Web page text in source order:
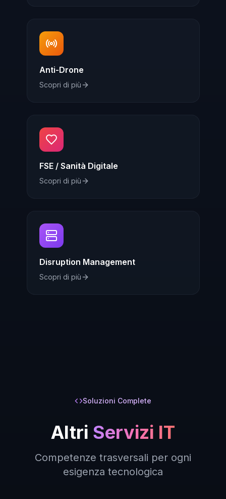
Anti-Drone
Scopri di più
FSE / Sanità Digitale
Scopri di più
Disruption Management
Scopri di più
Soluzioni Complete
Altri Servizi IT
Competenze trasversali per ogni
esigenza tecnologica